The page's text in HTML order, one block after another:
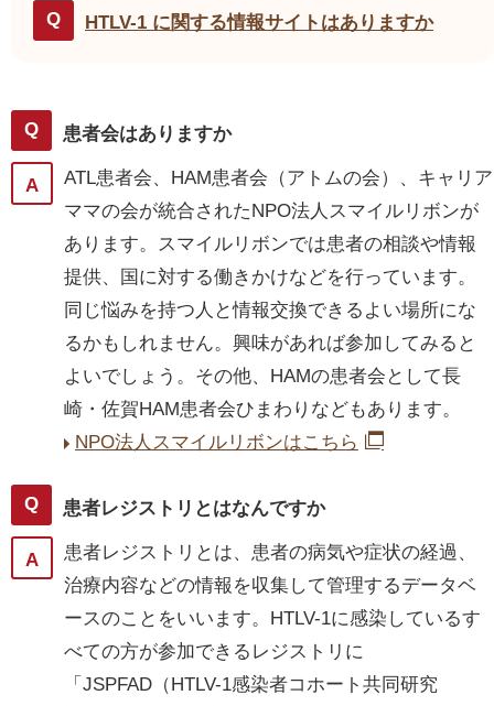
HTLV-1 に関する情報サイトはありますか
患者会はありますか
ATL患者会、HAM患者会（アトムの会）、キャリア
ママの会が統合されたNPO法人スマイルリボンが
あります。スマイルリボンでは患者の相談や情報
提供、国に対する働きかけなどを行っています。
同じ悩みを持つ人と情報交換できるよい場所にな
るかもしれません。興味があれば参加してみると
よいでしょう。その他、HAMの患者会として長
崎・佐賀HAM患者会ひまわりなどもあります。
NPO法人スマイルリボンはこちら
患者レジストリとはなんですか
患者レジストリとは、患者の病気や症状の経過、
治療内容などの情報を収集して管理するデータベ
ースのことをいいます。HTLV-1に感染しているす
べての方が参加できるレジストリに
「JSPFAD（HTLV-1感染者コホート共同研究